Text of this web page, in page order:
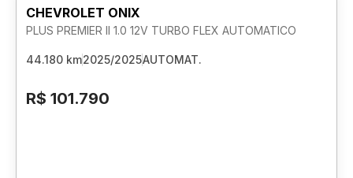
CHEVROLET ONIX
PLUS PREMIER II 1.0 12V TURBO FLEX AUTOMATICO
44.180 km2025/2025AUTOMAT.
R$ 101.790